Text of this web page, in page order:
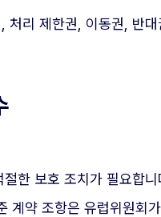
리 제한권, 이동권, 반
한 보호 조치가 필요합
계약 조항은 유럽위원회